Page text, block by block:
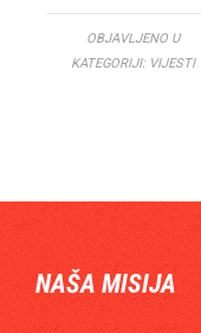
OBJAVLJENO U
KATEGORIJI: VIJESTI
NAŠA MISIJA